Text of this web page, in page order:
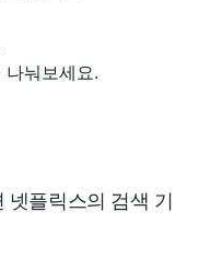
눠보세요.
넷플릭스의 검색 기